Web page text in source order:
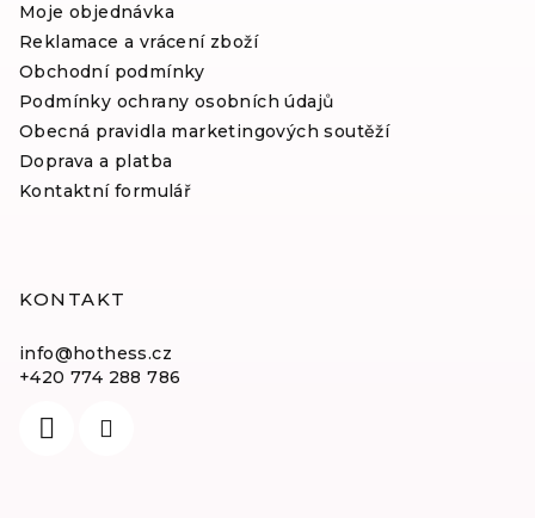
Moje objednávka
Reklamace a vrácení zboží
Obchodní podmínky
Podmínky ochrany osobních údajů
Obecná pravidla marketingových soutěží
Doprava a platba
Kontaktní formulář
KONTAKT
info@hothess.cz
+420 774 288 786